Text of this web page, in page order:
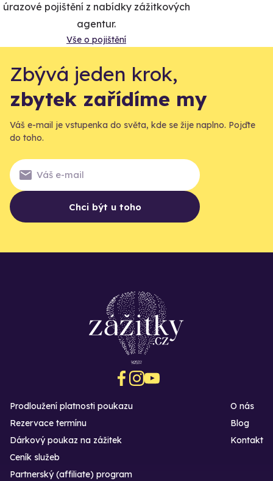
úrazové pojištění z nabídky zážitkových
agentur.
Vše o pojištění
Zbývá jeden krok,
zbytek zařídíme my
Váš e-mail je vstupenka do světa, kde se žije naplno. Pojďte
do toho.
Chci být u toho
Prodloužení platnosti poukazu
Rezervace termínu
Dárkový poukaz na zážitek
O nás
Blog
Kontakt
Ceník služeb
Partnerský (affiliate) program